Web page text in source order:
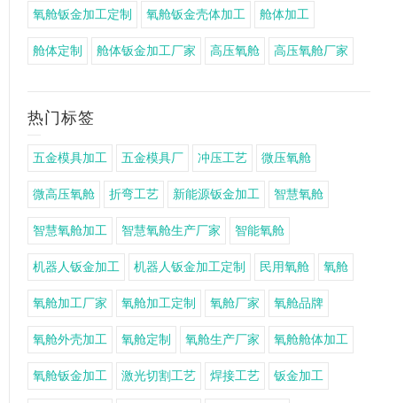
氧舱钣金加工定制 氧舱钣金壳体加工 舱体加工
舱体定制 舱体钣金加工厂家 高压氧舱 高压氧舱厂家
热门标签
五金模具加工 五金模具厂 冲压工艺 微压氧舱
微高压氧舱 折弯工艺 新能源钣金加工 智慧氧舱
智慧氧舱加工 智慧氧舱生产厂家 智能氧舱
机器人钣金加工 机器人钣金加工定制 民用氧舱 氧舱
氧舱加工厂家 氧舱加工定制 氧舱厂家 氧舱品牌
氧舱外壳加工 氧舱定制 氧舱生产厂家 氧舱舱体加工
氧舱钣金加工 激光切割工艺 焊接工艺 钣金加工